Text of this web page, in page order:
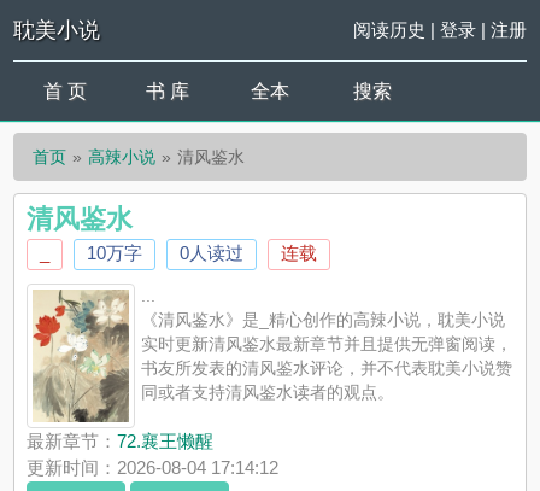
耽美小说 阅读历史 | 登录| 注册
首 页 书 库 全本 搜索
首页 高辣小说 清风鉴水
清风鉴水
10万字 0人读过 连载
《清风鉴水》是_精心创作的高辣小说，耽美小说
实时更新清风鉴水最新章节并且提供无弹窗阅读，
书友所发表的清风鉴水评论，并不代表耽美小说赞
同或者支持清风鉴水读者的观点。
最新章节：72.襄王懒醒
更新时间：2026-08-04 17:14:12